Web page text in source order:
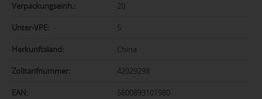
Verpackungseinh.: 20
Unter-VPE: 5
Herkunftsland: China
Zolltarifnummer: 42029298
EAN: 5600893101980